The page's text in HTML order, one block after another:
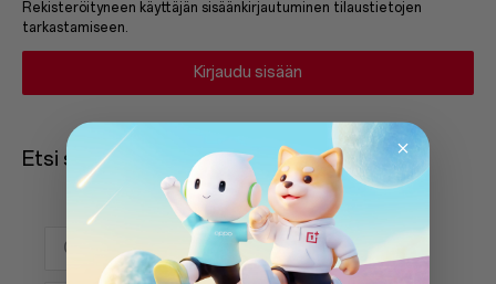
Rekisteröityneen käyttäjän sisäänkirjautuminen tilaustietojen
tarkastamiseen.
Kirjaudu sisään
Etsi se tilausnumerollasi.